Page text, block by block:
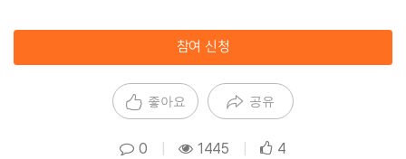
참여 신청
좋아요 공유
0 1445 4